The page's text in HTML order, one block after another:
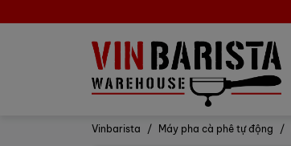
Vinbarista Máy pha cà phê tự động